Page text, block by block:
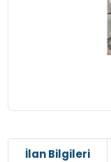
İlan Bilgileri